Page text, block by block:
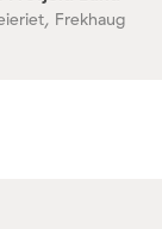
Frekhaug